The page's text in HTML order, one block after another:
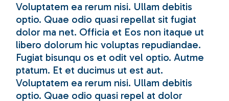
Voluptatem ea rerum nisi. Ullam debitis
optio. Quae odio quasi repellat sit fugiat
dolor ma net. Officia et Eos non itaque ut
libero dolorum hic voluptas repudiandae.
Fugiat bisunqu os et odit vel optio. Autme
ptatum. Et et ducimus ut est aut.
Voluptatem ea rerum nisi. Ullam debitis
optio. Quae odio quasi repel at dolor